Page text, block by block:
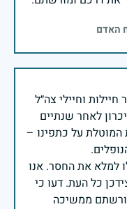
האדם
וחיילי צה״ל
לאחר שנתיים
על כתפינו –
למלא את החסר. אנו
כל העת. דעו כי
ממשיכה